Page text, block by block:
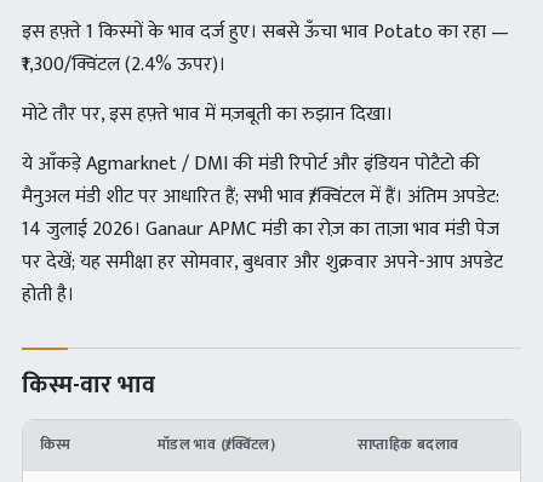
इस हफ़्ते 1 किस्मों के भाव दर्ज हुए। सबसे ऊँचा भाव Potato का रहा —
₹1,300/क्विंटल (2.4% ऊपर)।
मोटे तौर पर, इस हफ़्ते भाव में मज़बूती का रुझान दिखा।
ये आँकड़े Agmarknet / DMI की मंडी रिपोर्ट और इंडियन पोटैटो की
मैनुअल मंडी शीट पर आधारित हैं; सभी भाव ₹/क्विंटल में हैं। अंतिम अपडेट:
14 जुलाई 2026। Ganaur APMC मंडी का रोज़ का ताज़ा भाव मंडी पेज
पर देखें; यह समीक्षा हर सोमवार, बुधवार और शुक्रवार अपने-आप अपडेट
होती है।
किस्म-वार भाव
किस्म मॉडल भाव (₹/क्विंटल) साप्ताहिक बदलाव